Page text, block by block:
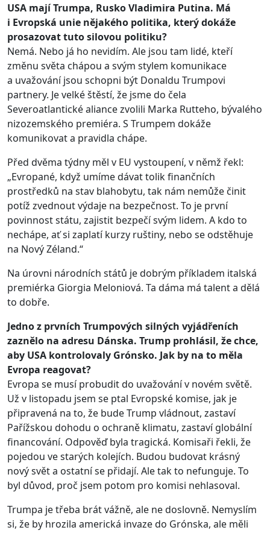
USA mají Trumpa, Rusko Vladimira Putina. Má
i Evropská unie nějakého politika, který dokáže
prosazovat tuto silovou politiku?
Nemá. Nebo já ho nevidím. Ale jsou tam lidé, kteří
změnu světa chápou a svým stylem komunikace
a uvažování jsou schopni být Donaldu Trumpovi
partnery. Je velké štěstí, že jsme do čela
Severoatlantické aliance zvolili Marka Rutteho, bývalého
nizozemského premiéra. S Trumpem dokáže
komunikovat a pravidla chápe.
Před dvěma týdny měl v EU vystoupení, v němž řekl:
„Evropané, když umíme dávat tolik finančních
prostředků na stav blahobytu, tak nám nemůže činit
potíž zvednout výdaje na bezpečnost. To je první
povinnost státu, zajistit bezpečí svým lidem. A kdo to
nechápe, ať si zaplatí kurzy ruštiny, nebo se odstěhuje
na Nový Zéland.“
Na úrovni národních států je dobrým příkladem italská
premiérka Giorgia Meloniová. Ta dáma má talent a dělá
to dobře.
Jedno z prvních Trumpových silných vyjádřeních
zaznělo na adresu Dánska. Trump prohlásil, že chce,
aby USA kontrolovaly Grónsko. Jak by na to měla
Evropa reagovat?
Evropa se musí probudit do uvažování v novém světě.
Už v listopadu jsem se ptal Evropské komise, jak je
připravená na to, že bude Trump vládnout, zastaví
Pařížskou dohodu o ochraně klimatu, zastaví globální
financování. Odpověď byla tragická. Komisaři řekli, že
pojedou ve starých kolejích. Budou budovat krásný
nový svět a ostatní se přidají. Ale tak to nefunguje. To
byl důvod, proč jsem potom pro komisi nehlasoval.
Trumpa je třeba brát vážně, ale ne doslovně. Nemyslím
si, že by hrozila americká invaze do Grónska, ale měli